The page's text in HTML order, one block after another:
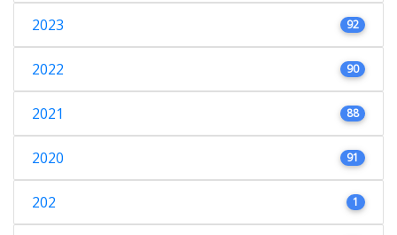
2023 92
2022 90
2021 88
2020 91
202 1